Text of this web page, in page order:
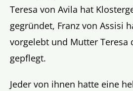
Teresa von Avila hat
gegründet, Franz von Assisi
vorgelebt und Mutter Teresa
gepflegt.
Jeder von ihnen hatte eine